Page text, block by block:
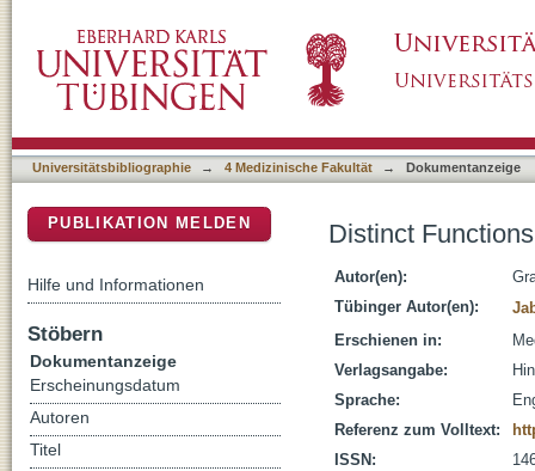
Universitätsbibliographie → 4 Medizinische Fakultät → Dokumentanzeige
Distinct
Autor(en):
Tübinger Autor(en):
Erschienen in:
Verlagsangabe:
Sprache:
Referenz zum Volltext:
ISSN:
PUBLIKATION MELDEN
Hilfe und Informationen
Stöbern
Dokumentanzeige
Erscheinungsdatum
Autoren
Titel